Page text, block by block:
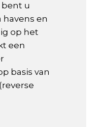
u
en
op het
een
basis van